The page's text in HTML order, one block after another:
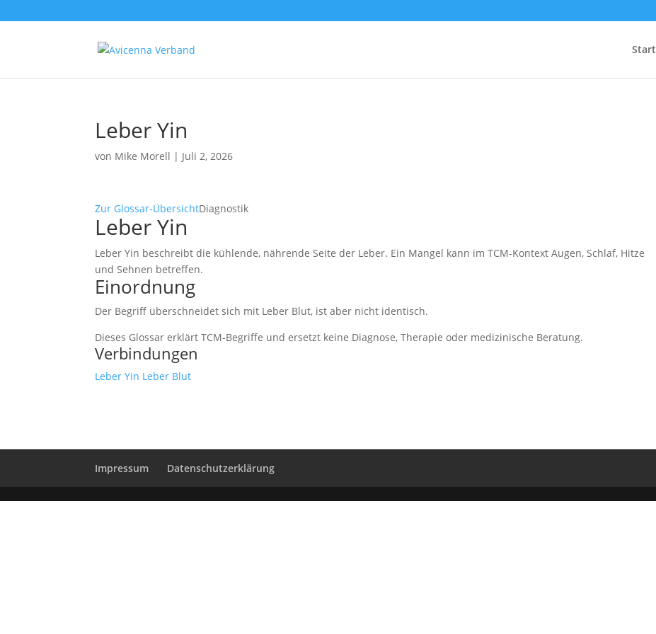
Start
Leber Yin
von Mike Morell | Juli 2, 2026
Zur Glossar-ÜbersichtDiagnostik
Leber Yin
Leber Yin beschreibt die kühlende, nährende Seite der Leber. Ein Mangel kann im TCM-Kontext Augen, Schlaf, Hitze
und Sehnen betreffen.
Einordnung
Der Begriff überschneidet sich mit Leber Blut, ist aber nicht identisch.
Dieses Glossar erklärt TCM-Begriffe und ersetzt keine Diagnose, Therapie oder medizinische Beratung.
Verbindungen
Leber Yin Leber Blut
Impressum Datenschutzerklärung